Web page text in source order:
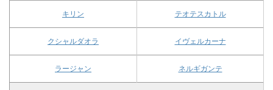
キリン テオテスカトル
クシャルダオラ イヴェルカーナ
ラージャン ネルギガンテ